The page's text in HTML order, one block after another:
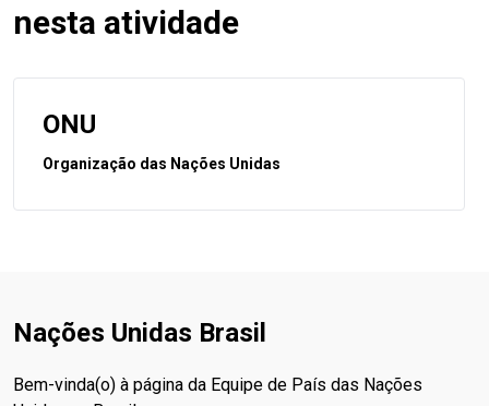
nesta atividade
ONU
Organização das Nações Unidas
Nações Unidas Brasil
Bem-vinda(o) à página da Equipe de País das Nações